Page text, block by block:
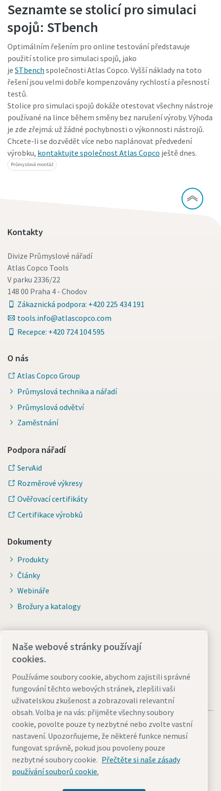
Momentum Talks
Objevte inspirativní a poutavé rozhovory s odborníky
Podívat se
Seznamte se stolicí pro simulaci
spojů: STbench
Optimálním řešením pro online testování představuje
použití stolice pro simulaci spojů, jako
je STbench společnosti Atlas Copco. Vyšší náklady na toto
řešení jsou velmi dobře kompenzovány rychlostí a přesností
testů.
Stolice pro simulaci spojů dokáže otestovat všechny nástroje
používané na lince během směny bez narušení výroby. Výhoda
je zde zřejmá: už žádné pochybnosti o výkonnosti nástrojů.
Chcete-li se dozvědět více nebo naplánovat předvedení
výrobku, kontaktujte společnost Atlas Copco ještě dnes.
Průmyslová montáž
Kontakty
Divize Průmyslové nářadí
Atlas Copco Tools
V parku 2336/22
148 00 Praha 4 - Chodov
Zákaznická podpora: +420 225 434 191
tools.info@atlascopco.com
Recepce: +420 724 104 595
O nás
Atlas Copco Group
Průmyslová technika a nářadí
Průmyslová odvětví
Zaměstnání
Podpora nářadí
ServAid
Rozměrové výkresy
Ověřovací certifikáty
Certifikace výrobků
Dokumenty
Produkty
Články
Webináře
Brožury a katalogy
Pro distributory
Přejít na Smart Portal
Právní upozornění a oznámení o ochraně osobních údajů
Přizpůsobit nastavení cookies
Naše webové stránky používají
cookies.
Používáme soubory cookie, abychom zajistili správné
fungování těchto webových stránek, zlepšili vaši
uživatelskou zkušenost a zobrazovali relevantní
obsah. Volba je na vás: přijměte všechny soubory
cookie, povolte pouze ty nezbytné nebo zvolte vastní
nastavení. Upozorňujeme, že některé funkce nemusí
fungovat správně, pokud jsou povoleny pouze
nezbytné soubory cookie. Přečtěte si naše zásady
používání souborů cookie.